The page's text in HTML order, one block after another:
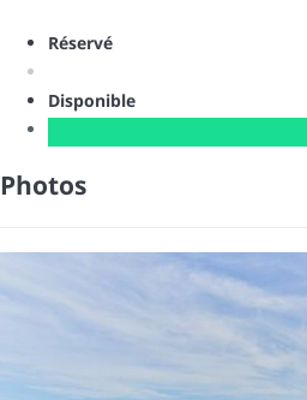
Réservé
Disponible
Photos